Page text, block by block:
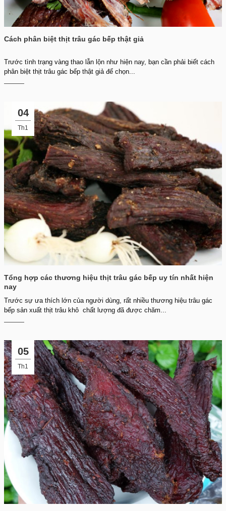
Cách phân biệt thịt trâu gác bếp thật giả
Trước tình trạng vàng thao lẫn lộn như hiện nay, bạn cần phải biết cách
phân biệt thịt trâu gác bếp thật giả để chọn...
04
Th1
Tổng hợp các thương hiệu thịt trâu gác bếp uy tín nhất hiện
nay
Trước sự ưa thích lớn của người dùng, rất nhiều thương hiệu trâu gác
bếp sản xuất thịt trâu khô chất lượng đã được chăm...
05
Th1